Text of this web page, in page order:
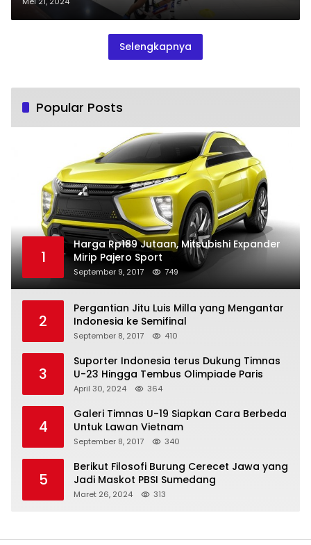
Selengkapnya
Popular Posts
1
Harga Rp189 Jutaan, Mitsubishi Expander
Mirip Pajero Sport
September 9, 2017 749
2
Pergantian Jitu Luis Milla yang Mengantar
Indonesia ke Semifinal
September 8, 2017 410
3
Suporter Indonesia terus Dukung Timnas
U-23 Hingga Tembus Olimpiade Paris
April 30, 2024 364
4
Galeri Timnas U-19 Siapkan Cara Berbeda
Untuk Lawan Vietnam
September 8, 2017 340
5
Berikut Filosofi Burung Cerecet Jawa yang
Jadi Maskot PBSI Sumedang
Maret 26, 2024 313